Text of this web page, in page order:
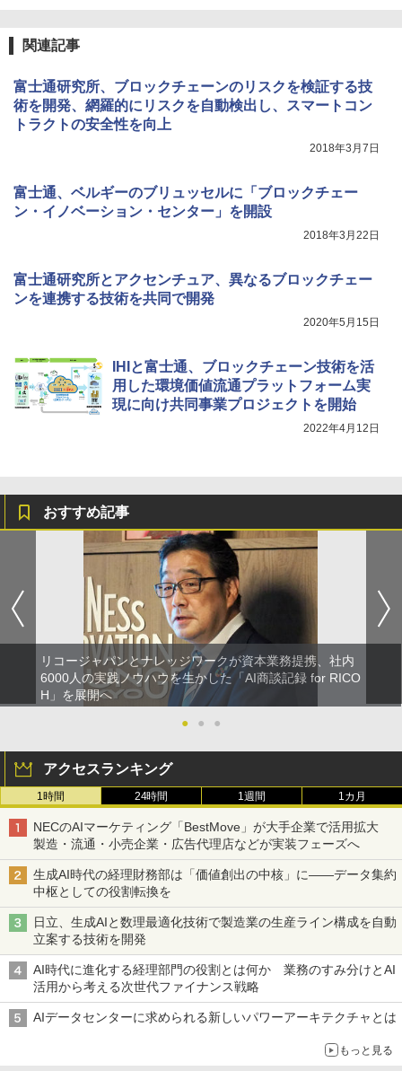
関連記事
富士通研究所、ブロックチェーンのリスクを検証する技
術を開発、網羅的にリスクを自動検出し、スマートコン
トラクトの安全性を向上
2018年3月7日
富士通、ベルギーのブリュッセルに「ブロックチェー
ン・イノベーション・センター」を開設
2018年3月22日
富士通研究所とアクセンチュア、異なるブロックチェー
ンを連携する技術を共同で開発
2020年5月15日
IHIと富士通、ブロックチェーン技術を活
用した環境価値流通プラットフォーム実
現に向け共同事業プロジェクトを開始
2022年4月12日
おすすめ記事
リコージャパンとナレッジワークが資本業務提携、社内
6000人の実践ノウハウを生かした「AI商談記録 for RICO
H」を展開へ
●
● ●
アクセスランキング
1時間 24時間 1週間 1カ月
NECのAIマーケティング「BestMove」が大手企業で活用拡大
製造・流通・小売企業・広告代理店などが実装フェーズへ
生成AI時代の経理財務部は「価値創出の中核」に――データ集約
中枢としての役割転換を
日立、生成AIと数理最適化技術で製造業の生産ライン構成を自動
立案する技術を開発
AI時代に進化する経理部門の役割とは何か 業務のすみ分けとAI
活用から考える次世代ファイナンス戦略
AIデータセンターに求められる新しいパワーアーキテクチャとは
もっと見る